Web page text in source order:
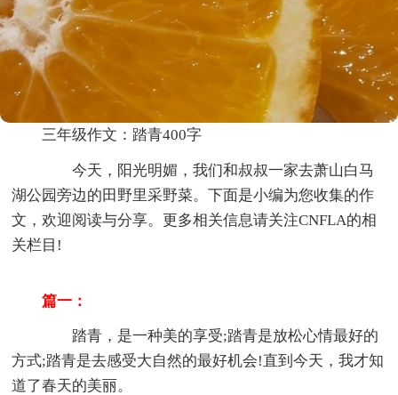
三年级作文：踏青400字
今天，阳光明媚，我们和叔叔一家去萧山白马
湖公园旁边的田野里采野菜。下面是小编为您收集的作
文，欢迎阅读与分享。更多相关信息请关注CNFLA的相
关栏目!
篇一：
踏青，是一种美的享受;踏青是放松心情最好的
方式;踏青是去感受大自然的最好机会!直到今天，我才知
道了春天的美丽。